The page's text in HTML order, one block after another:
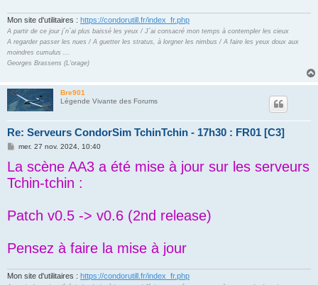
Mon site d'utilitaires : https://condorutill.fr/index_fr.php
A partir de ce jour j´n´ai plus baissé les yeux / J´ai consacré mon temps à contempler les cieux
A regarder passer les nues / A guetter les stratus, à lorgner les nimbus / A faire les yeux doux aux
moindres cumulus ...
Georges Brassens (L'orage)
Bre901
Légende Vivante des Forums
Re: Serveurs CondorSim TchinTchin - 17h30 : FR01 [C3]
M
s
s
a
g
mer. 27 nov. 2024, 10:40
La scène AA3 a été mise à jour sur les serveurs
Tchin-tchin :
Patch v0.5 -> v0.6 (2nd release)
Pensez à faire la mise à jour
Mon site d'utilitaires : https://condorutill.fr/index_fr.php